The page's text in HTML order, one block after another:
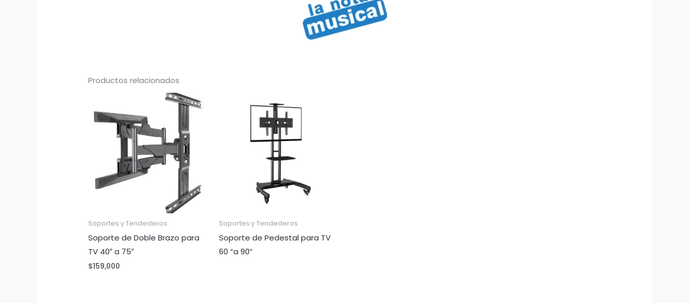
Productos relacionados
Soportes y Tendederos
Soporte de Doble Brazo para
TV 40″ a 75″
$159,000
Soportes y Tendederos
Soporte de Pedestal para TV
60 “a 90”